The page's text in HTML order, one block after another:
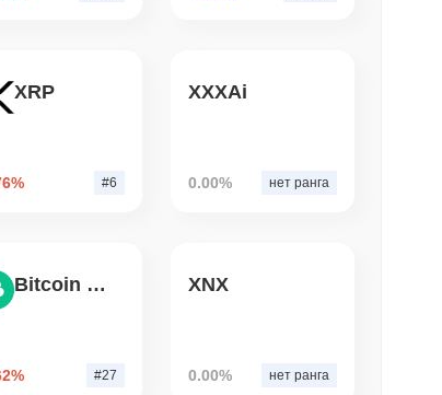
Bitcoin на Chainlink в
достигающего $15 млрд
XRP
#6
XXXAi
0.00% нет ранга
Bitcoin Cash
#27
XNX
0.00% нет ранга